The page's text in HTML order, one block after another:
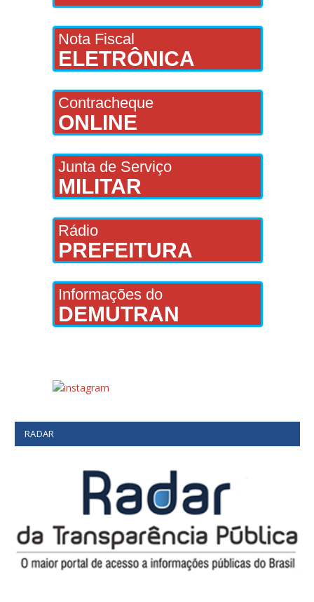
Nota Fiscal
ELETRÔNICA
Contracheque
ONLINE
Junta de Serviço
MILITAR
Rádio
PREFEITURA
Informações do
DEMUTRAN
RADAR